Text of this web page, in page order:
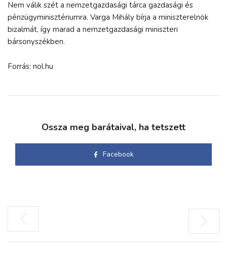
Nem válik szét a nemzetgazdasági tárca gazdasági és
pénzügyminisztériumra. Varga Mihály bírja a miniszterelnök
bizalmát, így marad a nemzetgazdasági miniszteri
bársonyszékben.
Forrás: nol.hu
Ossza meg barátaival, ha tetszett
Facebook